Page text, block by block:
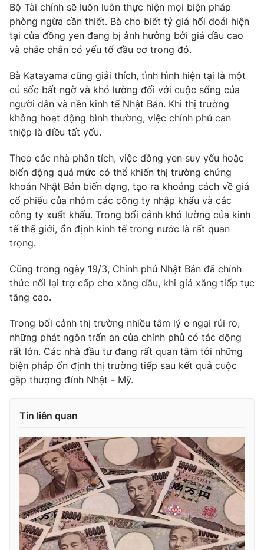
Emagazine Podcast
Photo Infographic
Video Shorts video
VTV Money VTV Thể thao
Thị trường 24h Tấm lòng Việt
VTV4 Vươn mình bằng AI
VTV9
Liên hệ tòa soạn English
THỜI BÁO VTV
Cơ quan báo chí:Thời báo VTV
Giấy phép hoạt động báo in và báo điện tử số 483/GP-BTTTT
cấp ngày 29/12/2023
Tổng Biên tập:Vũ Thanh Thủy
Phó Tổng Biên tập: Nguyễn Thị Mỹ Hạnh, Phạm Quốc Thắng,
Nguyễn Trọng Ninh
Tổng đài VTV:024.38 355 931 - 024.38 355 932
Bộ Tài chính sẽ luôn luôn thực hiện mọi biện pháp
phòng ngừa cần thiết. Bà cho biết tỷ giá hối đoái hiện
tại của đồng yen đang bị ảnh hưởng bởi giá dầu cao
và chắc chắn có yếu tố đầu cơ trong đó.
Bà Katayama cũng giải thích, tình hình hiện tại là một
cú sốc bất ngờ và khó lường đối với cuộc sống của
người dân và nền kinh tế Nhật Bản. Khi thị trường
không hoạt động bình thường, việc chính phủ can
thiệp là điều tất yếu.
Theo các nhà phân tích, việc đồng yen suy yếu hoặc
biến động quá mức có thể khiến thị trường chứng
khoán Nhật Bản biến dạng, tạo ra khoảng cách về giá
cổ phiếu của nhóm các công ty nhập khẩu và các
công ty xuất khẩu. Trong bối cảnh khó lường của kinh
tế thế giới, ổn định kinh tế trong nước là rất quan
trọng.
Cũng trong ngày 19/3, Chính phủ Nhật Bản đã chính
thức nối lại trợ cấp cho xăng dầu, khi giá xăng tiếp tục
tăng cao.
Trong bối cảnh thị trường nhiều tâm lý e ngại rủi ro,
những phát ngôn trấn an của chính phủ có tác động
rất lớn. Các nhà đầu tư đang rất quan tâm tới những
biện pháp ổn định thị trường tiếp sau kết quả cuộc
gặp thượng đỉnh Nhật - Mỹ.
Tin liên quan